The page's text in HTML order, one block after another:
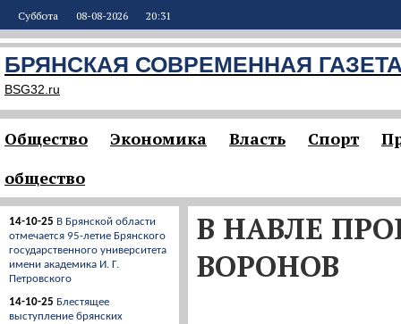
Суббота 08-08-2026 20:31
БРЯНСКАЯ СОВРЕМЕННАЯ
BSG32.ru
Общество Экономика Власть Спорт
общество
14-10-25 В Брянской области
отмечается 95-летие Брянского
государственного университета
имени академика И. Г.
Петровского
14-10-25 Блестящее
выступление брянских
В НАВЛЕ
ВОРОНОВ